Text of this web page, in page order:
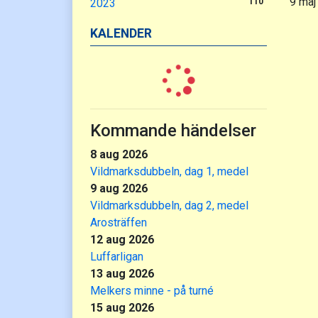
2023
KALENDER
Kommande händelser
8 aug 2026
Vildmarksdubbeln, dag 1, medel
9 aug 2026
Vildmarksdubbeln, dag 2, medel
Arosträffen
12 aug 2026
Luffarligan
13 aug 2026
Melkers minne - på turné
15 aug 2026